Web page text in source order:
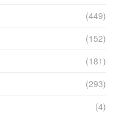
(449)
(152)
(181)
(293)
(4)